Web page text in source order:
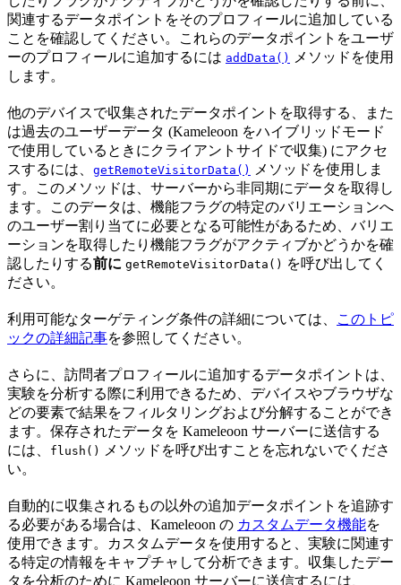
関連するデータポイントをそのプロフィールに追加している
ことを確認してください。これらのデータポイントをユーザ
ーのプロフィールに追加するには addData()
メソッドを使用
します。
他のデバイスで収集されたデータポイントを取得する、また
は過去のユーザーデータ (Kameleoon をハイブリッドモード
で使用しているときにクライアントサイドで収集) にアクセ
スするには、 getRemoteVisitorData()
メソッドを使用しま
す。このメソッドは、サーバーから非同期にデータを取得し
ます。このデータは、機能フラグの特定のバリエーションへ
のユーザー割り当てに必要となる可能性があるため、バリエ
ーションを取得したり機能フラグがアクティブかどうかを確
認したりする前に getRemoteVisitorData() を呼び出してく
ださい。
利用可能なターゲティング条件の詳細については、
このトピ
ックの詳細記事を参照してください。
さらに、訪問者プロフィールに追加するデータポイントは、
実験を分析する際に利用できるため、デバイスやブラウザな
どの要素で結果をフィルタリングおよび分解することができ
ます。保存されたデータを Kameleoon サーバーに送信する
には、
flush()
メソッドを呼び出すことを忘れないでくださ
い。
自動的に収集されるもの以外の追加データポイントを追跡す
る必要がある場合は、Kameleoon の カスタムデータ機能を
使用できます。カスタムデータを使用すると、実験に関連す
る特定の情報をキャプチャして分析できます。収集したデー
タを分析のために Kameleoon サーバーに送信するには、